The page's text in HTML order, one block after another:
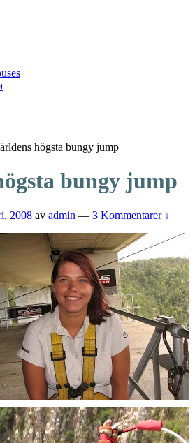
högsta bungy jump
bungy jump
2008 av admin — 3 Kommentarer ↓